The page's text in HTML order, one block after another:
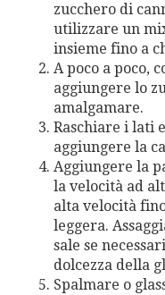
zucchero di
utilizzare un
insieme fino a
A poco a poco,
aggiungere lo
amalgamare.
Raschiare i lati
aggiungere la
Aggiungere la
la velocità ad
alta velocità
leggera.
sale se
dolcezza della
Spalmare o